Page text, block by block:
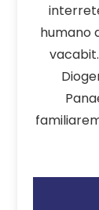
humano